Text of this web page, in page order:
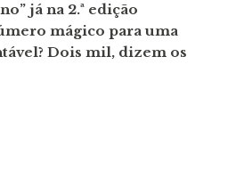
já na 2.ª edição
mágico para uma
Dois mil, dizem os